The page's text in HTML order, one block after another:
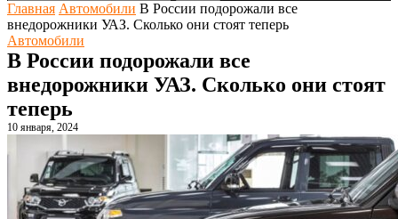
Главная Автомобили В России подорожали все
внедорожники УАЗ. Сколько они стоят теперь
Автомобили
В России подорожали все
внедорожники УАЗ. Сколько они стоят
теперь
10 января, 2024